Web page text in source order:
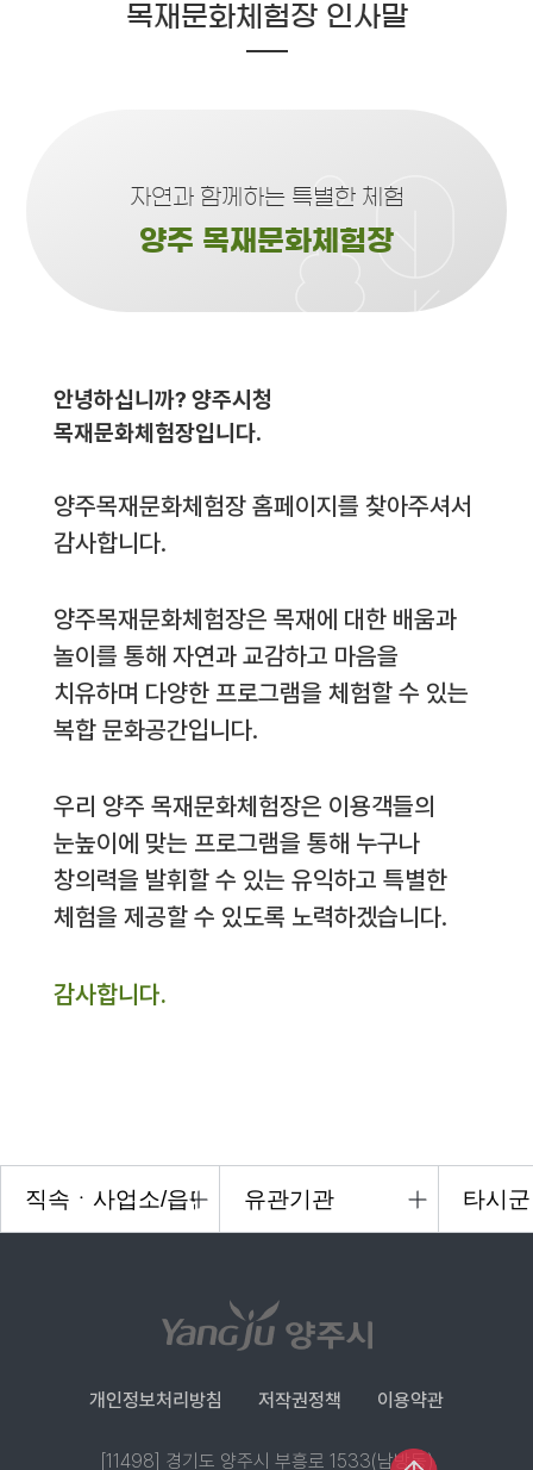
목재문화체험장 인사말
자연과 함께하는 특별한 체험
양주 목재문화체험장
안녕하십니까? 양주시청
목재문화체험장입니다.
양주목재문화체험장 홈페이지를 찾아주셔서
감사합니다.
양주목재문화체험장은 목재에 대한 배움과
놀이를 통해 자연과 교감하고 마음을
치유하며 다양한 프로그램을 체험할 수 있는
복합 문화공간입니다.
우리 양주 목재문화체험장은 이용객들의
눈높이에 맞는 프로그램을 통해 누구나
창의력을 발휘할 수 있는 유익하고 특별한
체험을 제공할 수 있도록 노력하겠습니다.
감사합니다.
개인정보처리방침 저작권정책 이용약관
[11498] 경기도 양주시 부흥로 1533(남방동)